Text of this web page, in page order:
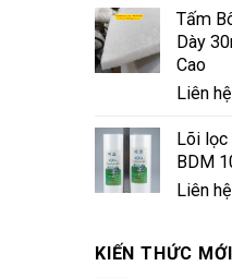
Tấm
Dày
Cao
Liên hệ
Lõi
BDM
Liên hệ
KIẾN THỨC MỚI